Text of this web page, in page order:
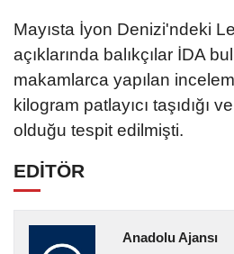
Mayısta İyon Denizi'ndeki
açıklarında balıkçılar İDA
makamlarca yapılan
kilogram patlayıcı taşıdığı
olduğu tespit edilmişti.
EDİTÖR
Anadolu Ajansı